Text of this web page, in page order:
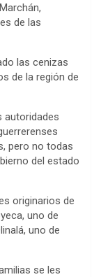
de las
las cenizas
de la región de
autoridades
pero no todas
del estado
originarios de
uno de
uno de
se les